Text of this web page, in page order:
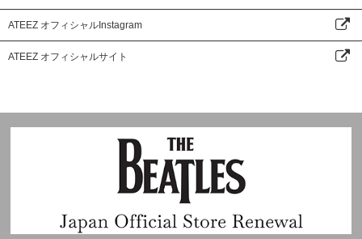
ATEEZ オフィシャルInstagram
ATEEZ オフィシャルサイト